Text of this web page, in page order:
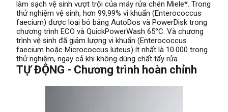
làm sạch vệ sinh vượt trội của máy rửa chén Miele*. Trong
thử nghiệm vệ sinh, hơn 99,99% vi khuẩn (Enterococcus
faecium) được loại bỏ bằng AutoDos và PowerDisk trong
chương trình ECO và QuickPowerWash 65°C. Và chương
trình vệ sinh đã giảm lượng vi khuẩn (Enterococcus
faecium hoặc Micrococcus luteus) ít nhất là 10.000 trong
thử nghiệm, ngay cả khi không dùng chất tẩy rửa.
TỰ ĐỘNG - Chương trình hoàn chỉnh